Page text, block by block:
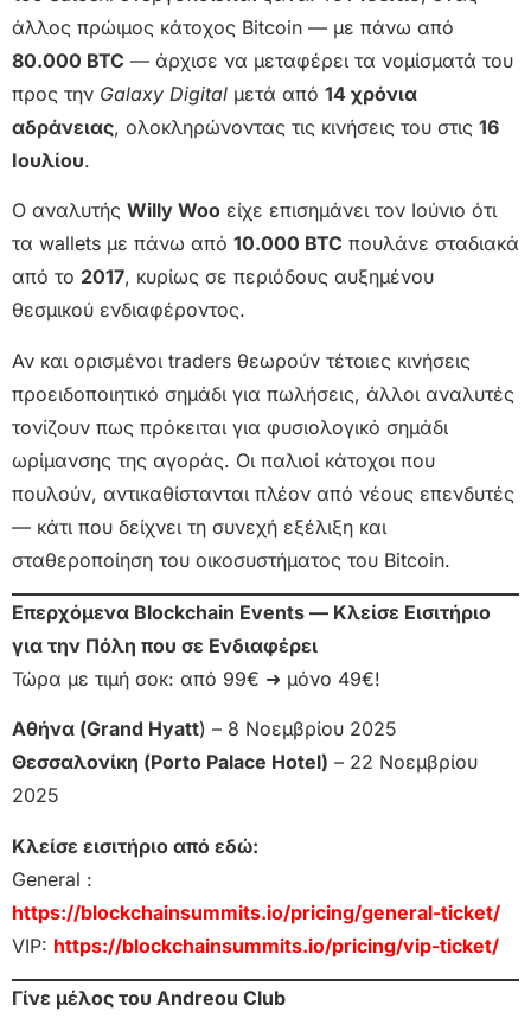
άλλος πρώιμος κάτοχος Bitcoin — με πάνω από
80.000 BTC — άρχισε να μεταφέρει τα νομίσματά του
προς την Galaxy Digital μετά από 14 χρόνια
αδράνειας, ολοκληρώνοντας τις κινήσεις του στις 16
Ιουλίου.
Ο αναλυτής Willy Woo είχε επισημάνει τον Ιούνιο ότι
τα wallets με πάνω από 10.000 BTC πουλάνε σταδιακά
από το 2017, κυρίως σε περιόδους αυξημένου
θεσμικού ενδιαφέροντος.
Αν και ορισμένοι traders θεωρούν τέτοιες κινήσεις
προειδοποιητικό σημάδι για πωλήσεις, άλλοι αναλυτές
τονίζουν πως πρόκειται για φυσιολογικό σημάδι
ωρίμανσης της αγοράς. Οι παλιοί κάτοχοι που
πουλούν, αντικαθίστανται πλέον από νέους επενδυτές
— κάτι που δείχνει τη συνεχή εξέλιξη και
σταθεροποίηση του οικοσυστήματος του Bitcoin.
Επερχόμενα Blockchain Events — Κλείσε Εισιτήριο
για την Πόλη που σε Ενδιαφέρει
Τώρα με τιμή σοκ: από 99€ ➜ μόνο 49€!
Αθήνα (Grand Hyatt) – 8 Νοεμβρίου 2025
Θεσσαλονίκη (Porto Palace Hotel) – 22 Νοεμβρίου
2025
Κλείσε εισιτήριο από εδώ:
General :
https://blockchainsummits.io/pricing/general-ticket/
VIP: https://blockchainsummits.io/pricing/vip-ticket/
Γίνε μέλος του Andreou Club